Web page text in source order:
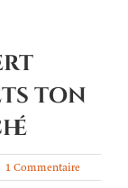
ton
1 Commentaire